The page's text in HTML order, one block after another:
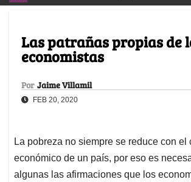
Las patrañas propias de
economistas
Por Jaime Villamil
FEB 20, 2020
La pobreza no siempre se reduce con el
económico de un país, por eso es
algunas las afirmaciones que los